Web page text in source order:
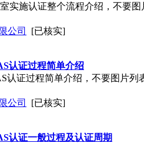
实施认证整个流程介绍，不要
公司
[已核实]
认证过程简单介绍
认证过程简单介绍，不要图片
公司
[已核实]
认证一般过程及认证周期